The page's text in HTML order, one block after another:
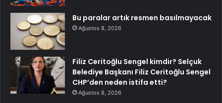
Bu paralar artık resmen basılmayacak
Ağustos 8, 2026
Filiz Ceritoğlu Sengel kimdir? Selçuk
Belediye Başkanı Filiz Ceritoğlu Sengel
CHP’den neden istifa etti?
Ağustos 8, 2026